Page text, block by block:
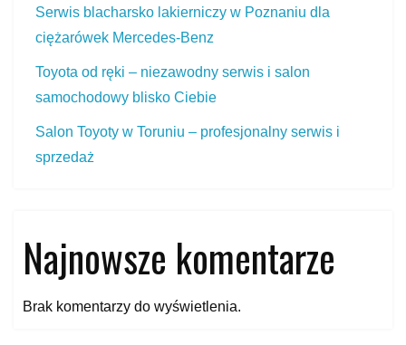
Serwis blacharsko lakierniczy w Poznaniu dla
ciężarówek Mercedes‑Benz
Toyota od ręki – niezawodny serwis i salon
samochodowy blisko Ciebie
Salon Toyoty w Toruniu – profesjonalny serwis i
sprzedaż
Najnowsze komentarze
Brak komentarzy do wyświetlenia.